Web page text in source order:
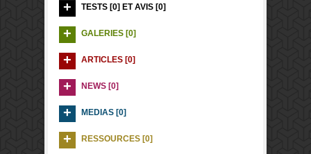
TESTS [0] ET AVIS [0]
GALERIES [0]
ARTICLES [0]
NEWS [0]
MEDIAS [0]
RESSOURCES [0]